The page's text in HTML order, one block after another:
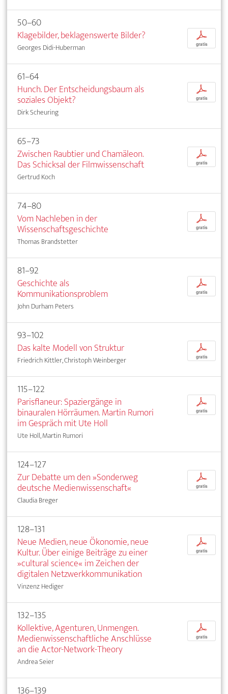
50–60
Klagebilder, beklagenswerte Bilder?
Georges Didi-Huberman
p
gratis
61–64
Hunch. Der Entscheidungsbaum als
soziales Objekt?
Dirk Scheuring
p
gratis
65–73
Zwischen Raubtier und Chamäleon.
Das Schicksal der Filmwissenschaft
Gertrud Koch
p
gratis
74–80
Vom Nachleben in der
Wissenschaftsgeschichte
Thomas Brandstetter
p
gratis
81–92
Geschichte als
Kommunikationsproblem
John Durham Peters
p
gratis
93–102
Das kalte Modell von Struktur
Friedrich Kittler, Christoph Weinberger
p
gratis
115–122
Parisflaneur: Spaziergänge in
binauralen Hörräumen. Martin Rumori
im Gespräch mit Ute Holl
Ute Holl, Martin Rumori
p
gratis
124–127
Zur Debatte um den »Sonderweg
deutsche Medienwissenschaft«
Claudia Breger
p
gratis
128–131
Neue Medien, neue Ökonomie, neue
Kultur. Über einige Beiträge zu einer
»cultural science« im Zeichen der
digitalen Netzwerkkommunikation
Vinzenz Hediger
p
gratis
132–135
Kollektive, Agenturen, Unmengen.
Medienwissenschaftliche Anschlüsse
an die Actor-Network-Theory
Andrea Seier
p
gratis
136–139